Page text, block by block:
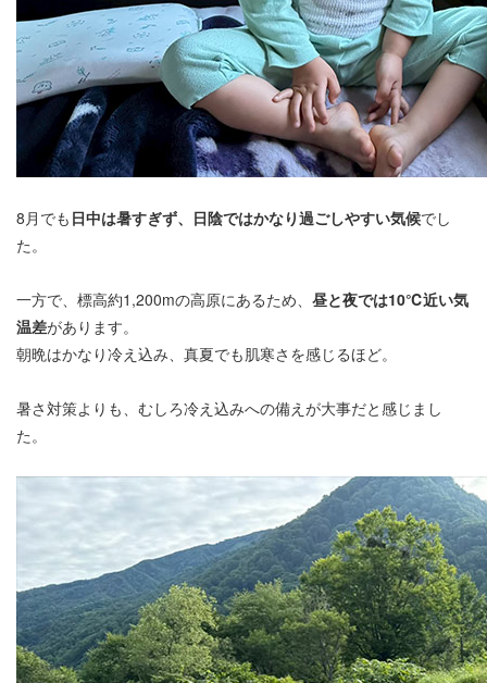
8月でも 日中は暑すぎず、日陰ではかなり過ごしやすい気候でし
た。
一方で、標高約1,200mの高原にあるため、 昼と夜では10℃近い気
温差があります。
朝晩はかなり冷え込み、真夏でも肌寒さを感じるほど。
暑さ対策よりも、むしろ冷え込みへの備えが大事だと感じまし
た。